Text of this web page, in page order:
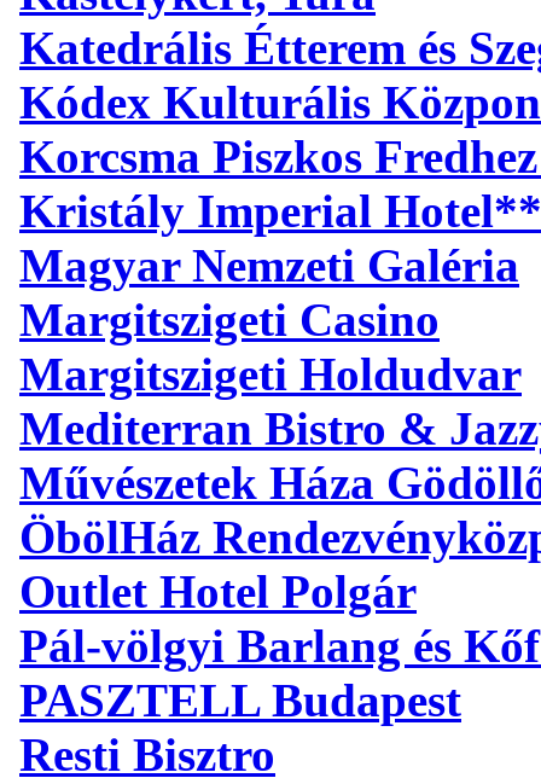
Katedrális Étterem és
Kódex Kulturális
Korcsma Piszkos
Kristály Imperial
Magyar Nemzeti Galéria
Margitszigeti Casino
Margitszigeti Holdudvar
Mediterran Bistro &
Művészetek Háza
ÖbölHáz
Outlet Hotel Polgár
Pál-völgyi Barlang és
PASZTELL Budapest
Resti Bisztro